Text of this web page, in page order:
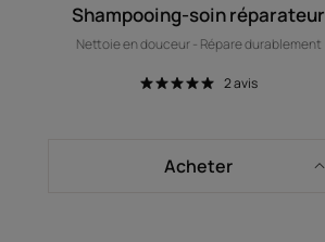
Shampooing-soin réparateur
Nettoie en douceur - Répare durablement
2avis
Acheter